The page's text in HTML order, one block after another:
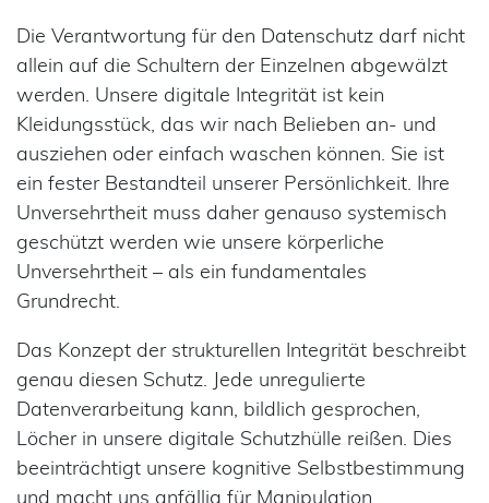
Die Verantwortung für den Datenschutz darf nicht
allein auf die Schultern der Einzelnen abgewälzt
werden. Unsere digitale Integrität ist kein
Kleidungsstück, das wir nach Belieben an- und
ausziehen oder einfach waschen können. Sie ist
ein fester Bestandteil unserer Persönlichkeit. Ihre
Unversehrtheit muss daher genauso systemisch
geschützt werden wie unsere körperliche
Unversehrtheit – als ein fundamentales
Grundrecht.
Das Konzept der strukturellen Integrität beschreibt
genau diesen Schutz. Jede unregulierte
Datenverarbeitung kann, bildlich gesprochen,
Löcher in unsere digitale Schutzhülle reißen. Dies
beeinträchtigt unsere kognitive Selbstbestimmung
und macht uns anfällig für Manipulation.